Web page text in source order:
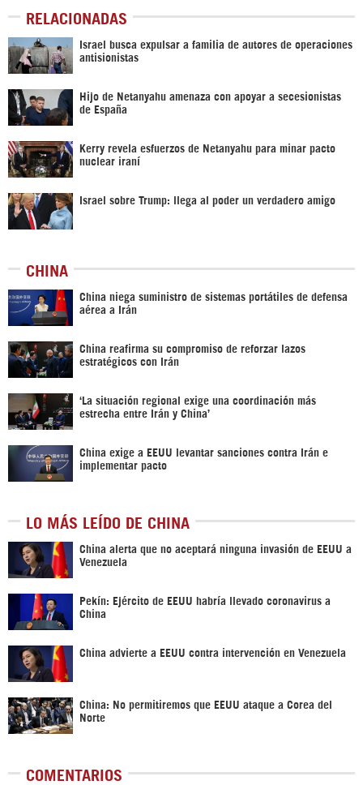
RELACIONADAS
Israel busca expulsar a familia de autores de operaciones
antisionistas
Hijo de Netanyahu amenaza con apoyar a secesionistas
de España
Kerry revela esfuerzos de Netanyahu para minar pacto
nuclear iraní
Israel sobre Trump: llega al poder un verdadero amigo
CHINA
China niega suministro de sistemas portátiles de defensa
aérea a Irán
China reafirma su compromiso de reforzar lazos
estratégicos con Irán
‘La situación regional exige una coordinación más
estrecha entre Irán y China’
China exige a EEUU levantar sanciones contra Irán e
implementar pacto
LO MÁS LEÍDO DE CHINA
China alerta que no aceptará ninguna invasión de EEUU a
Venezuela
Pekín: Ejército de EEUU habría llevado coronavirus a
China
China advierte a EEUU contra intervención en Venezuela
China: No permitiremos que EEUU ataque a Corea del
Norte
COMENTARIOS